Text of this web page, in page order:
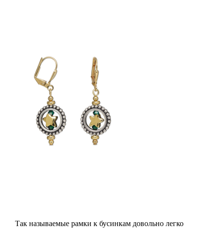
Так называемые рамки к бусинкам довольно легко